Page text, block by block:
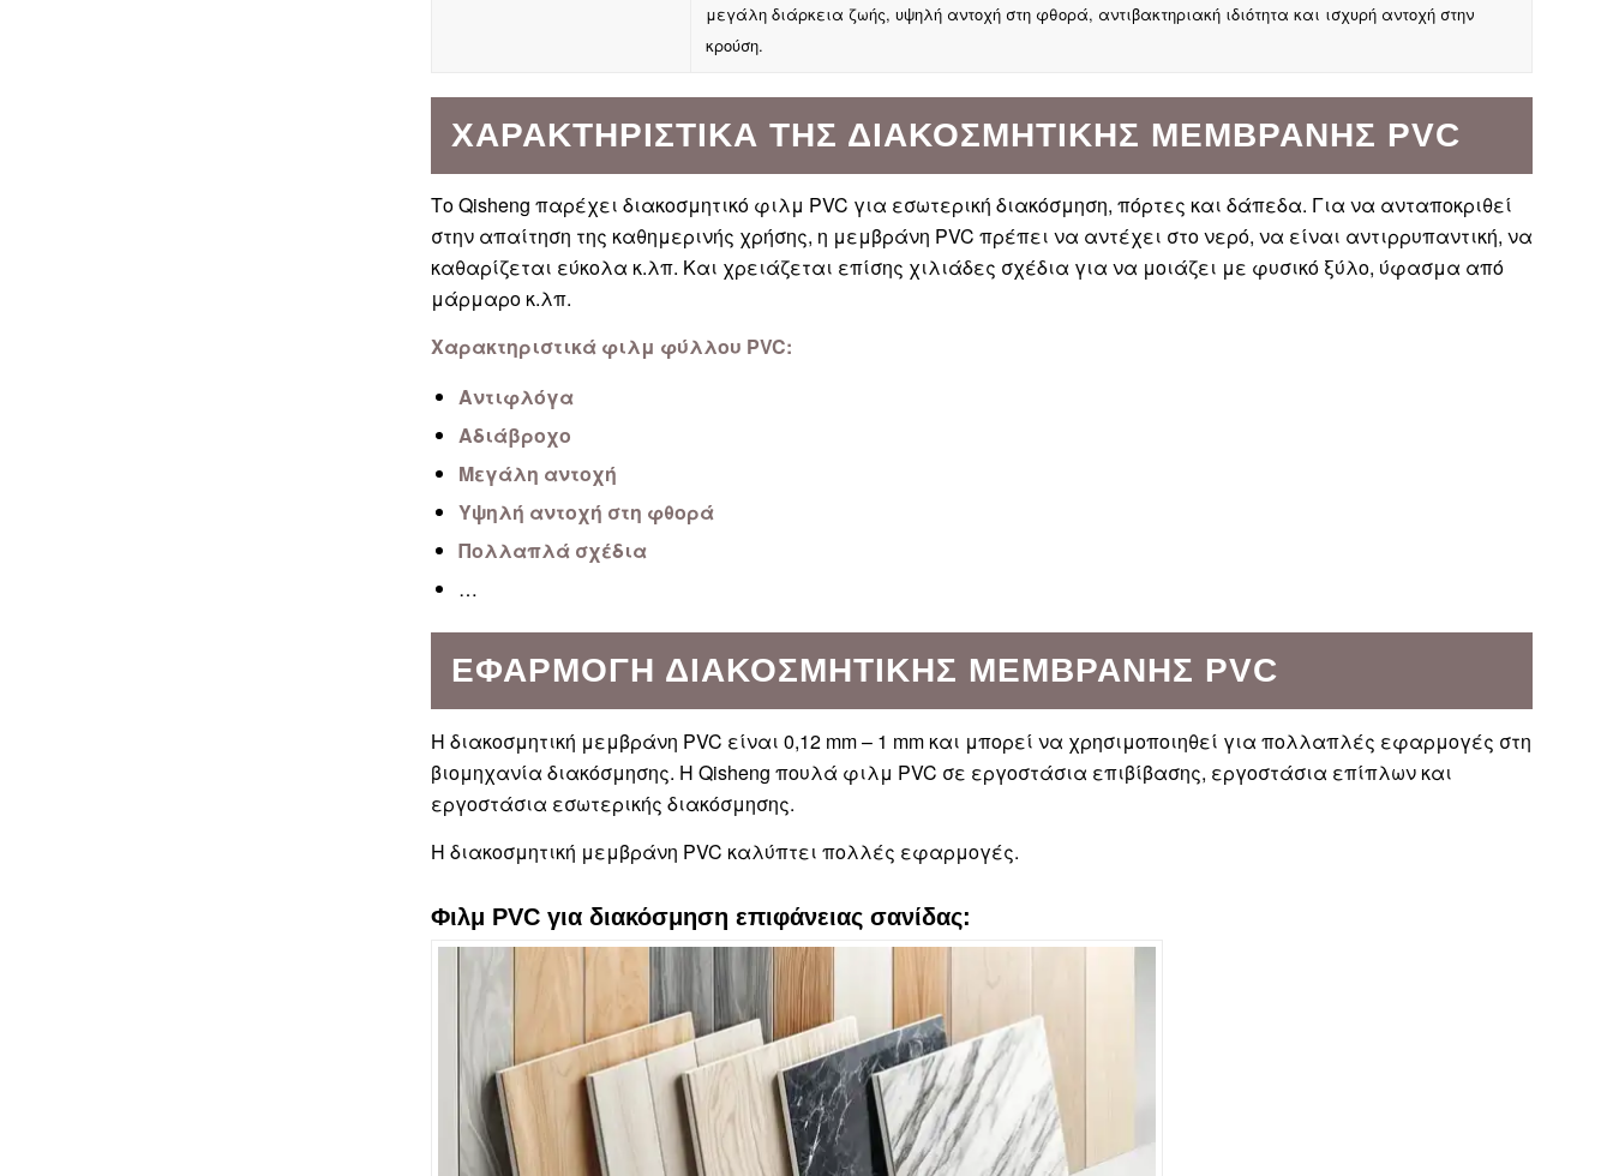
μεγάλη διάρκεια ζωής, υψηλή αντοχή στη φθορά, αντιβακτηριακή ιδιότητα και ισχυρή αντοχή στην
κρούση.
ΧΑΡΑΚΤΗΡΙΣΤΙΚΆ ΤΗΣ ΔΙΑΚΟΣΜΗΤΙΚΉΣ ΜΕΜΒΡΆΝΗΣ PVC
Το Qisheng παρέχει διακοσμητικό φιλμ PVC για εσωτερική διακόσμηση, πόρτες και δάπεδα. Για να ανταποκριθεί
στην απαίτηση της καθημερινής χρήσης, η μεμβράνη PVC πρέπει να αντέχει στο νερό, να είναι αντιρρυπαντική, να
καθαρίζεται εύκολα κ.λπ. Και χρειάζεται επίσης χιλιάδες σχέδια για να μοιάζει με φυσικό ξύλο, ύφασμα από
μάρμαρο κ.λπ.
Χαρακτηριστικά φιλμ φύλλου PVC:
Αντιφλόγα
Αδιάβροχο
Μεγάλη αντοχή
Υψηλή αντοχή στη φθορά
Πολλαπλά σχέδια
…
ΕΦΑΡΜΟΓΉ ΔΙΑΚΟΣΜΗΤΙΚΉΣ ΜΕΜΒΡΆΝΗΣ PVC
Η διακοσμητική μεμβράνη PVC είναι 0,12 mm – 1 mm και μπορεί να χρησιμοποιηθεί για πολλαπλές εφαρμογές στη
βιομηχανία διακόσμησης. Η Qisheng πουλά φιλμ PVC σε εργοστάσια επιβίβασης, εργοστάσια επίπλων και
εργοστάσια εσωτερικής διακόσμησης.
Η διακοσμητική μεμβράνη PVC καλύπτει πολλές εφαρμογές.
Φιλμ PVC για διακόσμηση επιφάνειας σανίδας: